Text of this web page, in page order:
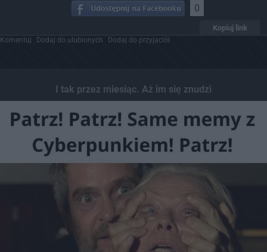
0
Kopiuj link
Komentuj Dodaj do ulubionych Dodaj do przyjaciół
I tak przez miesiąc. Aż im się znudzi